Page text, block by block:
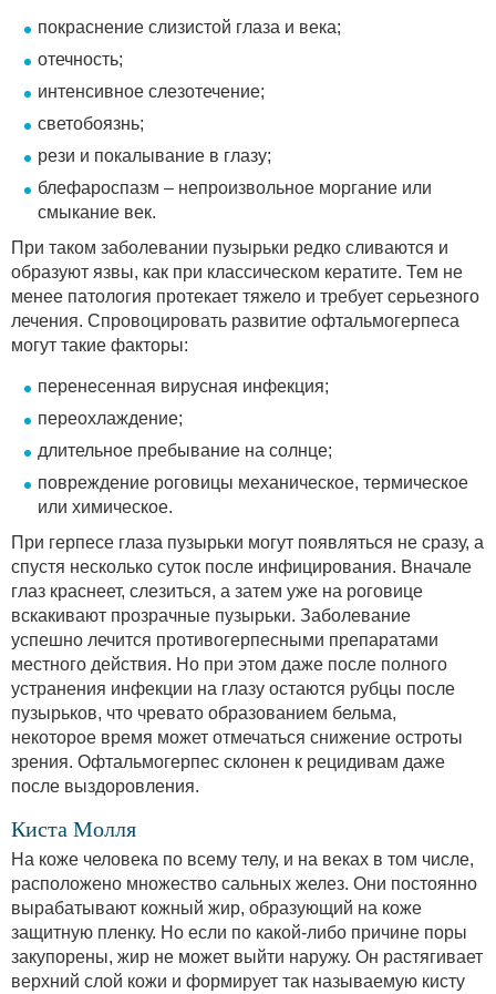
покраснение слизистой глаза и века;
отечность;
интенсивное слезотечение;
светобоязнь;
рези и покалывание в глазу;
блефароспазм – непроизвольное моргание или
смыкание век.
При таком заболевании пузырьки редко сливаются и
образуют язвы, как при классическом кератите. Тем не
менее патология протекает тяжело и требует серьезного
лечения. Спровоцировать развитие офтальмогерпеса
могут такие факторы:
перенесенная вирусная инфекция;
переохлаждение;
длительное пребывание на солнце;
повреждение роговицы механическое, термическое
или химическое.
При герпесе глаза пузырьки могут появляться не сразу, а
спустя несколько суток после инфицирования. Вначале
глаз краснеет, слезиться, а затем уже на роговице
вскакивают прозрачные пузырьки. Заболевание
успешно лечится противогерпесными препаратами
местного действия. Но при этом даже после полного
устранения инфекции на глазу остаются рубцы после
пузырьков, что чревато образованием бельма,
некоторое время может отмечаться снижение остроты
зрения. Офтальмогерпес склонен к рецидивам даже
после выздоровления.
Киста Молля
На коже человека по всему телу, и на веках в том числе,
расположено множество сальных желез. Они постоянно
вырабатывают кожный жир, образующий на коже
защитную пленку. Но если по какой-либо причине поры
закупорены, жир не может выйти наружу. Он растягивает
верхний слой кожи и формирует так называемую кисту